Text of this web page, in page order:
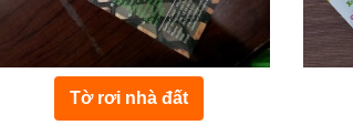
Tờ rơi nhà đất